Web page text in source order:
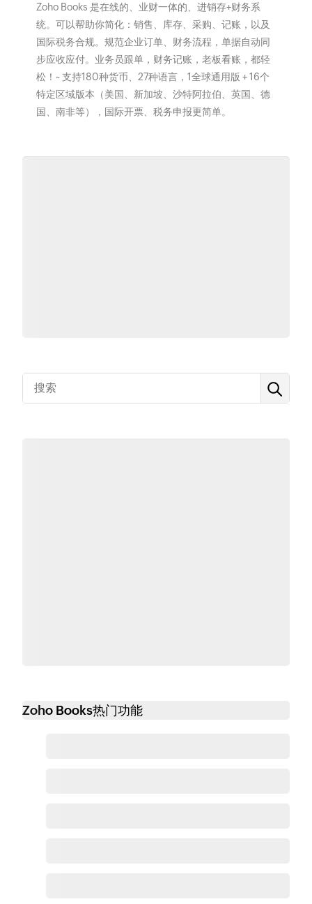
Zoho Books 是在线的、业财一体的、进销存+财务系
统。可以帮助你简化：销售、库存、采购、记账，以及
国际税务合规。规范企业订单、财务流程，单据自动同
步应收应付。业务员跟单，财务记账，老板看账，都轻
松！~ 支持180种货币、27种语言，1全球通用版 + 16个
特定区域版本（美国、新加坡、沙特阿拉伯、英国、德
国、南非等），国际开票、税务申报更简单。
Zoho Books热门功能